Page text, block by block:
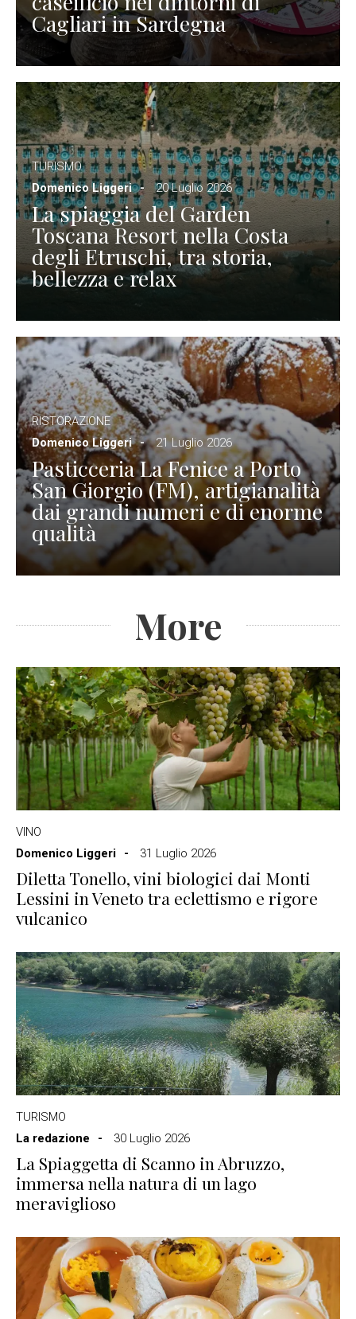
Cagliari in Sardegna
TURISMO
Domenico Liggeri
20 Luglio 2026
La spiaggia del Garden
Toscana Resort nella Costa
degli Etruschi, tra storia,
bellezza e relax
RISTORAZIONE
Domenico Liggeri
21 Luglio 2026
Pasticceria La Fenice a Porto
San Giorgio (FM), artigianalità
dai grandi numeri e di enorme
qualità
More
VINO
Domenico Liggeri
31 Luglio 2026
Diletta Tonello, vini biologici dai Monti
Lessini in Veneto tra eclettismo e rigore
vulcanico
TURISMO
La redazione
30 Luglio 2026
La Spiaggetta di Scanno in Abruzzo,
immersa nella natura di un lago
meraviglioso